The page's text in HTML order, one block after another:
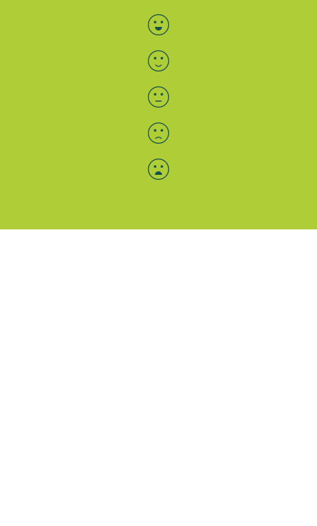
Bewertung auswählen